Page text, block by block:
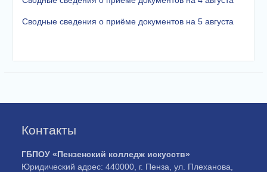
Сводные сведения о приёме документов на 5 августа
Контакты
ГБПОУ «Пензенский колледж искусств»
Юридический адрес: 440000, г. Пенза, ул. Плеханова,